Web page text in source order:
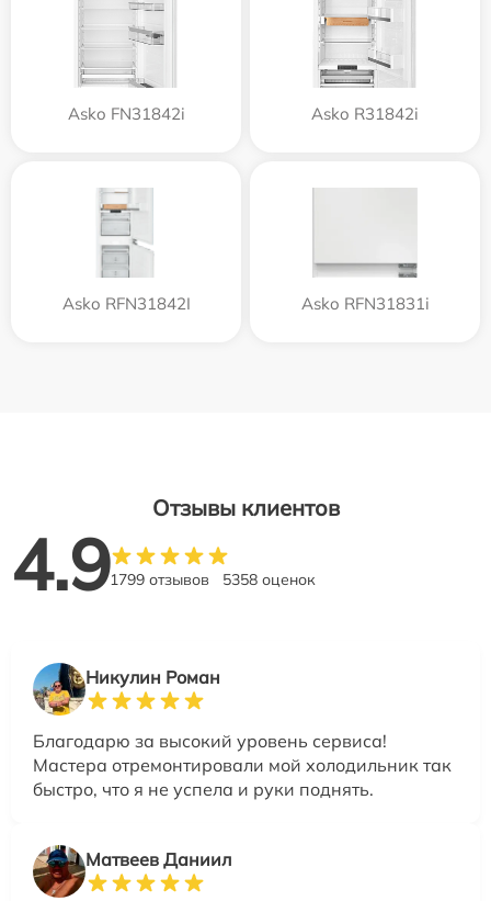
Asko FN31842i Asko R31842i
Asko RFN31842I Asko RFN31831i
Отзывы клиентов
4.91799 отзывов 5358 оценок
Никулин Роман
Благодарю за высокий уровень сервиса!
Мастера отремонтировали мой холодильник так
быстро, что я не успела и руки поднять.
Матвеев Даниил